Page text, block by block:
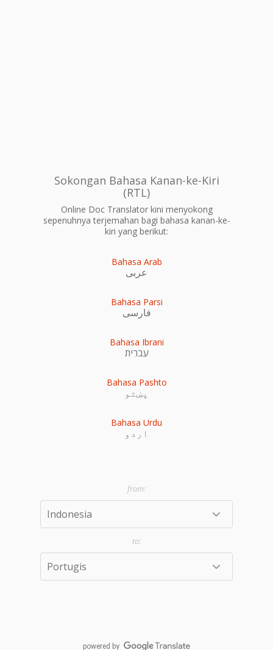
Sokongan Bahasa Kanan-ke-Kiri
(RTL)
Online Doc Translator kini menyokong
sepenuhnya terjemahan bagi bahasa kanan-ke-
kiri yang berikut:
Bahasa Arab
عربى
Bahasa Parsi
فارسی
Bahasa Ibrani
עִברִית
Bahasa Pashto
پښتو
Bahasa Urdu
اردو
powered by